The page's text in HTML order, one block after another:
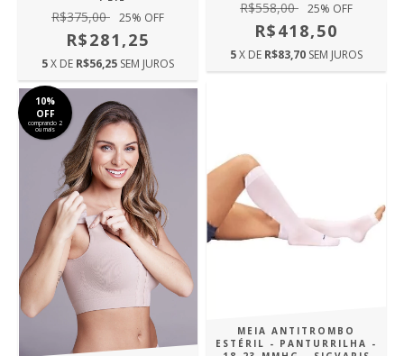
R$375,00 25% OFF
R$281,25
5X DE R$56,25 SEM JUROS
R$558,00 25% OFF
R$418,50
5X DE R$83,70 SEM JUROS
10%
OFF
comprando 2
ou mais
MEIA ANTITROMBO
ESTÉRIL - PANTURRILHA -